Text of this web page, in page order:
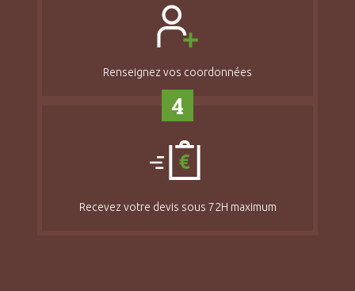
Renseignez vos coordonnées
4
Recevez votre devis sous 72H maximum